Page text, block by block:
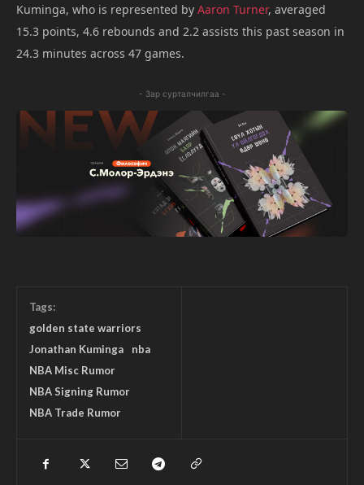
Kuminga, who is represented by Aaron Turner, averaged
15.3 points, 4.6 rebounds and 2.2 assists this past season in
24.3 minutes across 47 games.
- Зар сурталчилгаа -
Tags:
golden state warriors
Jonathan Kuminga
nba
NBA Misc Rumor
NBA Signing Rumor
NBA Trade Rumor